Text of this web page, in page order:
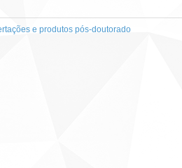
e produtos pós-doutorado